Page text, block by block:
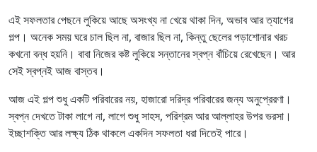
এই সফলতার পেছনে লুকিয়ে আছে অসংখ্য না খেয়ে থাকা দিন, অভাব আর ত্যাগের
গল্প। অনেক সময় ঘরে চাল ছিল না, বাজার ছিল না, কিন্তু ছেলের পড়াশোনার খরচ
কখনো বন্ধ হয়নি। বাবা নিজের কষ্ট লুকিয়ে সন্তানের স্বপ্ন বাঁচিয়ে রেখেছেন। আর
সেই স্বপ্নই আজ বাস্তব।
আজ এই গল্প শুধু একটি পরিবারের নয়, হাজারো দরিদ্র পরিবারের জন্য অনুপ্রেরণা।
স্বপ্ন দেখতে টাকা লাগে না, লাগে শুধু সাহস, পরিশ্রম আর আল্লাহর উপর ভরসা।
ইচ্ছাশক্তি আর লক্ষ্য ঠিক থাকলে একদিন সফলতা ধরা দিতেই পারে।